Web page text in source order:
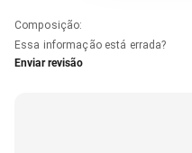
Composição:
Essa informação está errada?
Enviar revisão